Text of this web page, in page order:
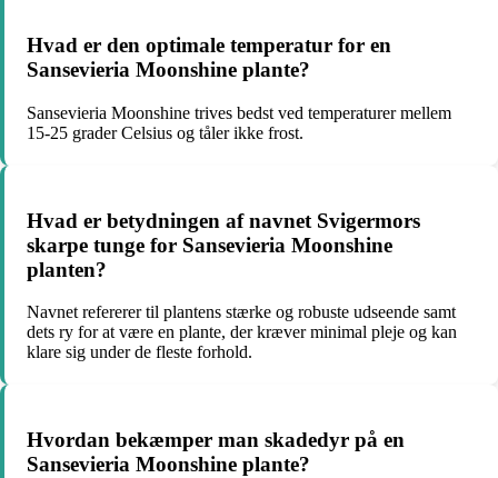
Hvad er den optimale temperatur for en
Sansevieria Moonshine plante?
Sansevieria Moonshine trives bedst ved temperaturer mellem
15-25 grader Celsius og tåler ikke frost.
Hvad er betydningen af navnet Svigermors
skarpe tunge for Sansevieria Moonshine
planten?
Navnet refererer til plantens stærke og robuste udseende samt
dets ry for at være en plante, der kræver minimal pleje og kan
klare sig under de fleste forhold.
Hvordan bekæmper man skadedyr på en
Sansevieria Moonshine plante?